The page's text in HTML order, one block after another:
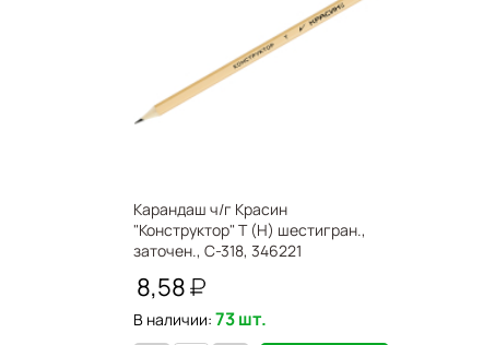
Карандаш ч/г Красин
"Конструктор" Т (H) шестигран.,
заточен., С-318, 346221
8,58
В наличии: 73 шт.